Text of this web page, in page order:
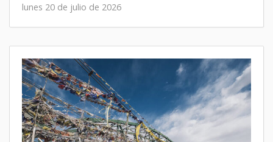
lunes 20 de julio de 2026